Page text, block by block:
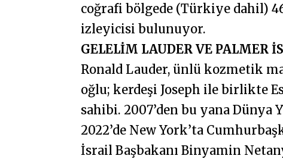
coğrafi bölgede (Türkiye dahil)
izleyicisi bulunuyor.
GELELİM LAUDER VE PALMER
Ronald Lauder, ünlü kozmetik
oğlu; kerdeşi Joseph ile birlikte
sahibi. 2007’den bu yana Dünya
2022’de New York’ta
İsrail Başbakanı Binyamin